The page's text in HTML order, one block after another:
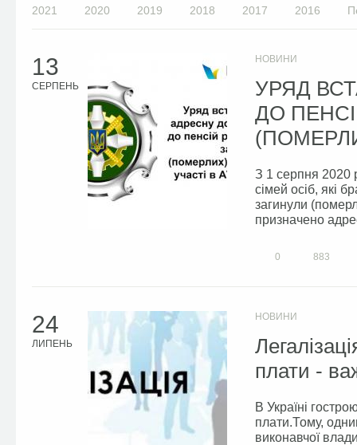
2021 2020 2019 2018 2017 2016
13
СЕРПЕНЬ
НОВИНИ
УРЯД
ДО
З 1 серпня 2020
сімей осіб, які
загинули
призначено
0 883
24
ЛИПЕНЬ
НОВИНИ
плати -
В Україні
плати.Тому,
виконавчої